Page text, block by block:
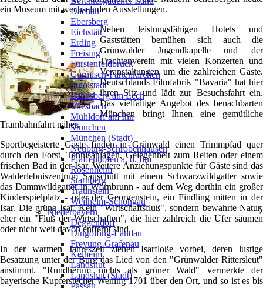
ein Museum mit wechselnden Ausstellungen.
Neben leistungsfähigen Hotels und
Gaststätten bemühen sich auch die
Grünwalder Jugendkapelle und der
Trachtenverein mit vielen Konzerten und
Veranstaltungen um die zahlreichen Gäste.
Deutschlands Filmfabrik "Bavaria" hat hier
ihren Sitz und lädt zur Besuchsfahrt ein.
Das vielfältige Angebot des benachbarten
München bringt Ihnen eine gemütliche
Trambahnfahrt näher.
Sportbegeisterte Gäste finden in Grünwald einen Trimmpfad quer
durch den Forst, Tennisanlagen, Gelegenheit zum Reiten oder einem
frischen Bad in der Isar. Weitere Anziehungspunkte für Gäste sind das
Walderlebniszentrum Sauschütt mit einem Schwarzwildgatter sowie
das Dammwildgatter in Wörnbrunn - auf dem Weg dorthin ein großer
Kinderspielplatz - oder der Georgenstein, ein Findling mitten in der
Isar. Die grüne Isar: Kein "Wirtschaftsfluß", sondern bewahrte Natur;
eher ein "Fluß der Wirtschaften", die hier zahlreich die Ufer säumen
oder nicht weit davon entfernt sind.
In der warmen Jahreszeit ziehen Isarfloße vorbei, deren lustige
Besatzung unter der Burg das Lied von den "Grünwalder Rittersleut"
anstimmt. "Rundherum nichts als grüner Wald" vermerkte der
bayerische Kupferstecher Wening 1701 über den Ort, und so ist es bis
Dachau
Ebersberg
Eichstätt
Erding
Freising
Fürstenfeldbruck
Garmisch-Partenkirchen
Ingolstadt
Landsberg am Lech
Miesbach
Mühldorf am Inn
München
München (Stadt)
Neuburg-Schrobenhausen
Pfaffenhofen a. d. Ilm
Rosenheim
Starnberg
Traunstein
Weilheim-Schongau
Niederbayern
❯
Deggendorf
Dingolfing-Landau
Freyung-Grafenau
Kelheim
Landshut
Landshut (Stadt)
Passau